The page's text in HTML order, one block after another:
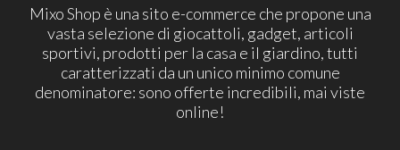
Mixo Shop è una sito e-commerce che propone una
vasta selezione di giocattoli, gadget, articoli
sportivi, prodotti per la casa e il giardino, tutti
caratterizzati da un unico minimo comune
denominatore: sono offerte incredibili, mai viste
online!